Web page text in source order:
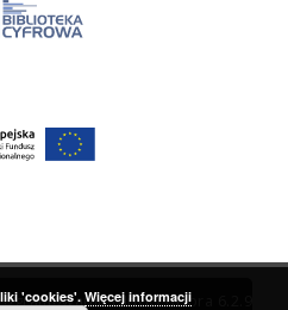
DInGO dLibra 6.2.9
'cookies'. Więcej informacji